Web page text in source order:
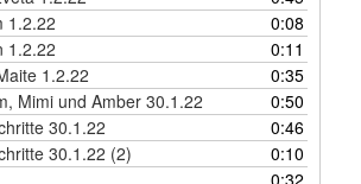
1.2.22
0:08
1.2.22
0:11
1.2.22
0:35
Mimi und Amber 30.1.22
0:50
30.1.22
0:46
30.1.22 (2)
0:10
0:32